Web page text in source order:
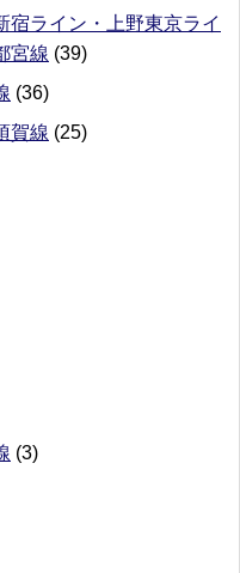
宿ライン・上野東京ライ
宮線 (39)
(36)
賀線 (25)
(3)